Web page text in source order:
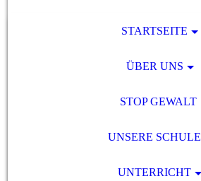
STARTSEITE
ÜBER UNS
STOP GEWALT
UNSERE SCHULE
UNTERRICHT